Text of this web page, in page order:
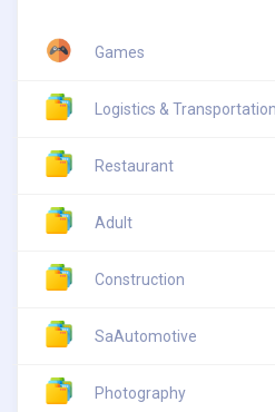
Games
Logistics & Transportation
Restaurant
Adult
Construction
SaAutomotive
Photography